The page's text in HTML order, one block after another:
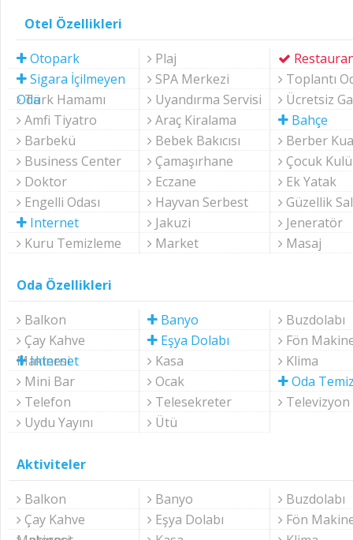
Otel Özellikleri
Otopark
Plaj
Sigara İçilmeyen
Oda
SPA Merkezi
Toplantı
Türk Hamamı
Uyandırma Servisi
Ücretsiz
Amfi Tiyatro
Araç Kiralama
Bahçe
Barbekü
Bebek Bakıcısı
Berber
Business Center
Çamaşırhane
Çocuk
Doktor
Eczane
Ek Yatak
Engelli Odası
Hayvan Serbest
Güzellik
Internet
Jakuzi
Jeneratör
Kuru Temizleme
Market Masaj
Oda Özellikleri
Balkon
Banyo
Buzdolabı
Çay Kahve
Makinesi
Eşya Dolabı
Fön
Internet
Kasa
Klima
Mini Bar
Ocak
Oda
Telefon
Telesekreter
Televizyon
Uydu Yayını
Ütü
Aktiviteler
Balkon
Banyo
Buzdolabı
Çay Kahve
Eşya Dolabı
Fön